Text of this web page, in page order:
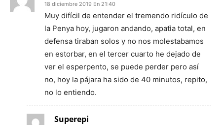
18 diciembre 2019 En 21:40
Muy difícil de entender el tremendo ridículo de
la Penya hoy, jugaron andando, apatìa total, en
defensa tiraban solos y no nos molestabamos
en estorbar, en el tercer cuarto he dejado de
ver el esperpento, se puede perder pero así
no, hoy la pájara ha sido de 40 minutos, repito,
no lo entiendo.
Superepi